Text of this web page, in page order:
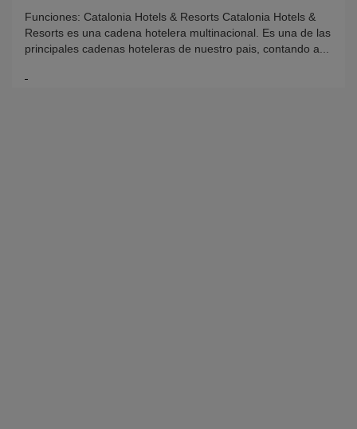
Funciones: Catalonia Hotels & Resorts Catalonia Hotels &
Resorts es una cadena hotelera multinacional. Es una de las
principales cadenas hoteleras de nuestro pais, contando a...